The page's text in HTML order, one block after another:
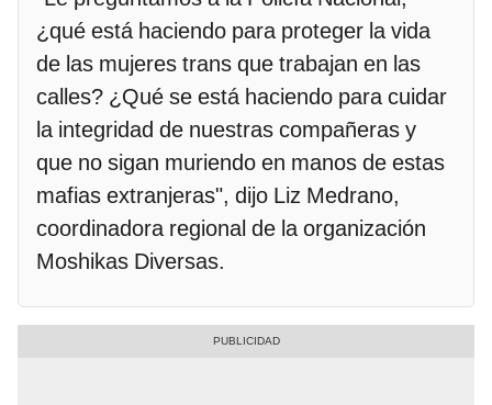
¿qué está haciendo para proteger la vida
de las mujeres trans que trabajan en las
calles? ¿Qué se está haciendo para cuidar
la integridad de nuestras compañeras y
que no sigan muriendo en manos de estas
mafias extranjeras", dijo Liz Medrano,
coordinadora regional de la organización
Moshikas Diversas.